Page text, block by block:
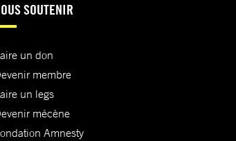
SOUTENIR
un don
membre
un legs
mécène
Amnesty